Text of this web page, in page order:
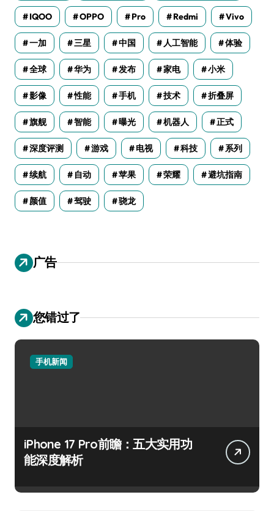
IQOO OPPO Pro Redmi Vivo
一加 三星 中国 人工智能 体验
全球 华为 发布 家电 小米
影像 性能 手机 技术 折叠屏
旗舰 智能 曝光 机器人 正式
深度评测 游戏 电视 科技 系列
续航 自动 苹果 荣耀 避坑指南
颜值 驾驶 骁龙
广告
您错过了
手机新闻
iPhone 17 Pro前瞻：五大实用功
能深度解析